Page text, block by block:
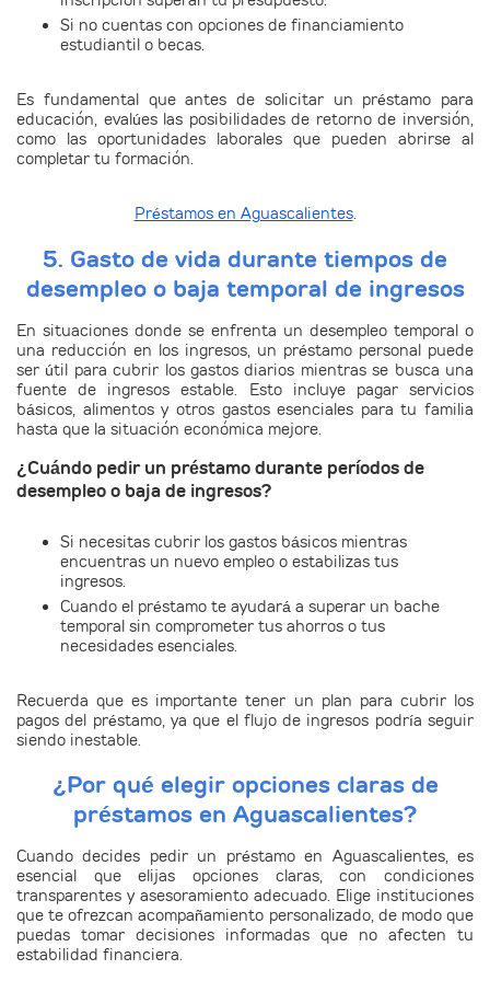
Si no cuentas con opciones de financiamiento
estudiantil o becas.
Es fundamental que antes de solicitar un préstamo para
educación, evalúes las posibilidades de retorno de inversión,
como las oportunidades laborales que pueden abrirse al
completar tu formación.
Préstamos en Aguascalientes.
5. Gasto de vida durante tiempos de
desempleo o baja temporal de ingresos
En situaciones donde se enfrenta un desempleo temporal o
una reducción en los ingresos, un préstamo personal puede
ser útil para cubrir los gastos diarios mientras se busca una
fuente de ingresos estable. Esto incluye pagar servicios
básicos, alimentos y otros gastos esenciales para tu familia
hasta que la situación económica mejore.
¿Cuándo pedir un préstamo durante períodos de
desempleo o baja de ingresos?
Si necesitas cubrir los gastos básicos mientras
encuentras un nuevo empleo o estabilizas tus
ingresos.
Cuando el préstamo te ayudará a superar un bache
temporal sin comprometer tus ahorros o tus
necesidades esenciales.
Recuerda que es importante tener un plan para cubrir los
pagos del préstamo, ya que el flujo de ingresos podría seguir
siendo inestable.
¿Por qué elegir opciones claras de
préstamos en Aguascalientes?
Cuando decides pedir un préstamo en Aguascalientes, es
esencial que elijas opciones claras, con condiciones
transparentes y asesoramiento adecuado. Elige instituciones
que te ofrezcanacompañamiento personalizado, de modo que
puedas tomar decisiones informadas que no afecten tu
estabilidad financiera.